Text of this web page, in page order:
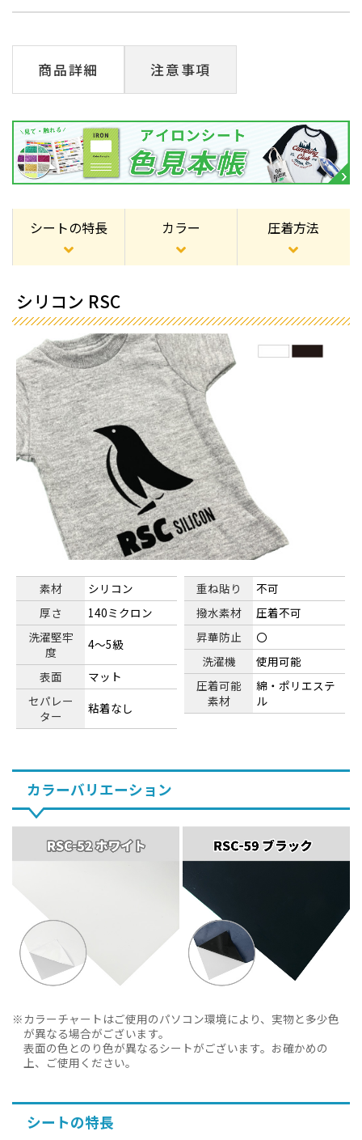
商品詳細 注意事項
シートの特長 カラー 圧着方法
シリコン RSC
素材
シリコン
厚さ
140ミクロン
洗濯堅牢
度
4～5級
表面
マット
セパレー
ター
粘着なし
重ね貼り
不可
撥水素材
圧着不可
昇華防止
〇
洗濯機
使用可能
圧着可能
素材
綿・ポリエステ
ル
カラーバリエーション
カラーチャートはご使用のパソコン環境により、実物と多少色
が異なる場合がございます。
表面の色とのり色が異なるシートがございます。お確かめの
上、ご使用ください。
シートの特長